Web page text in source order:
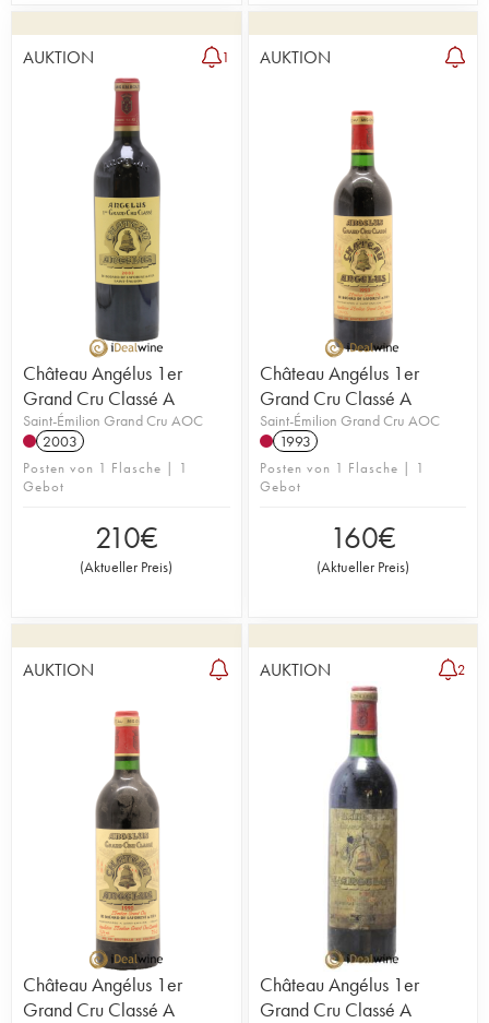
AUKTION 1
Château Angélus 1er
Grand Cru Classé A
Saint-Émilion Grand Cru AOC
2003
Posten von 1 Flasche | 1
Gebot
210€
(Aktueller Preis)
AUKTION
Château Angélus 1er
Grand Cru Classé A
Saint-Émilion Grand Cru AOC
1993
Posten von 1 Flasche | 1
Gebot
160€
(Aktueller Preis)
AUKTION
Château Angélus 1er
Grand Cru Classé A
AUKTION 2
Château Angélus 1er
Grand Cru Classé A